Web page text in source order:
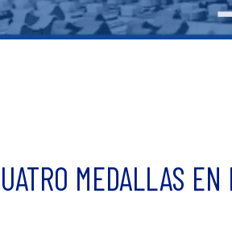
MEDALLAS